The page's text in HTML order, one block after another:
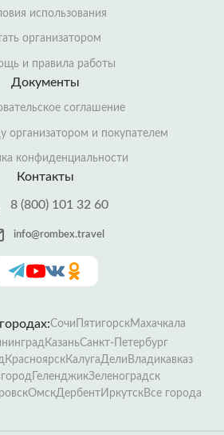
использования
организатором
и правила работы
Документы
соглашение
организатором и покупателем
конфиденциальности
Контакты
8 (800) 101 32 60
info@rombex.travel
Сочи ПятигорскМахачкала
КазаньСанкт-Петербург
КрасноярскКалугаДели Владикавказ
ГеленджикЗеленоградск
ОмскДербентИркутскВсе города